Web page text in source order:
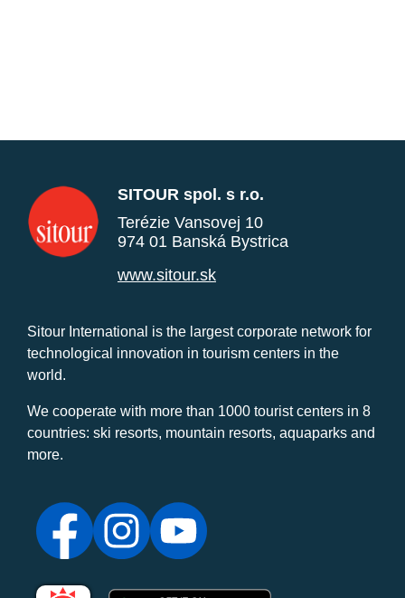
SITOUR spol. s r.o.
Terézie Vansovej 10
974 01 Banská Bystrica
www.sitour.sk
Sitour International is the largest corporate network for
technological innovation in tourism centers in the
world.
We cooperate with more than 1000 tourist centers in 8
countries: ski resorts, mountain resorts, aquaparks and
more.